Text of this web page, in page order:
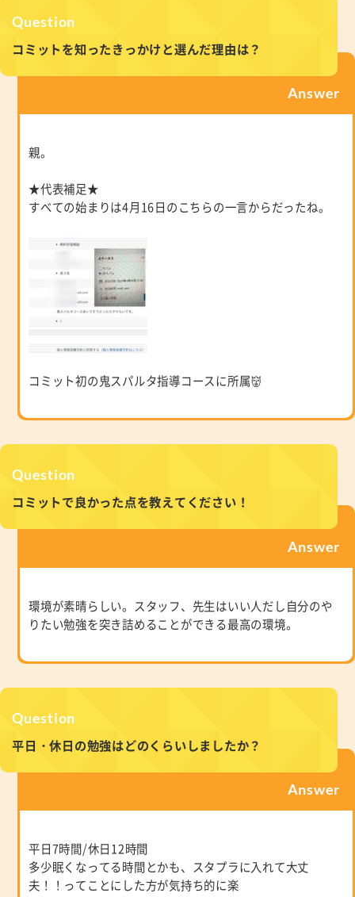
Question
コミットを知ったきっかけと選んだ理由は？
Answer
親。
★代表補足★
すべての始まりは4月16日のこちらの一言からだったね。
コミット初の鬼スパルタ指導コースに所属👹
Question
コミットで良かった点を教えてください！
Answer
環境が素晴らしい。スタッフ、先生はいい人だし自分のや
りたい勉強を突き詰めることができる最高の環境。
Question
平日・休日の勉強はどのくらいしましたか？
Answer
平日7時間/休日12時間
多少眠くなってる時間とかも、スタプラに入れて大丈
夫！！ってことにした方が気持ち的に楽